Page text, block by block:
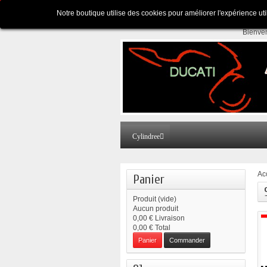
Appelez-nous au :Pour tous
Cylindree
Notre boutique utilise des cookies pour améliorer l'expérience
Panier
Produit (vide)
Aucun produit
0,00 € Livraison
0,00 € Total
Panier Commander